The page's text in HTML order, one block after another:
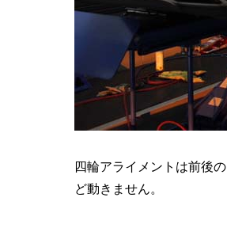
四輪アライメントは前後
ど動きません。